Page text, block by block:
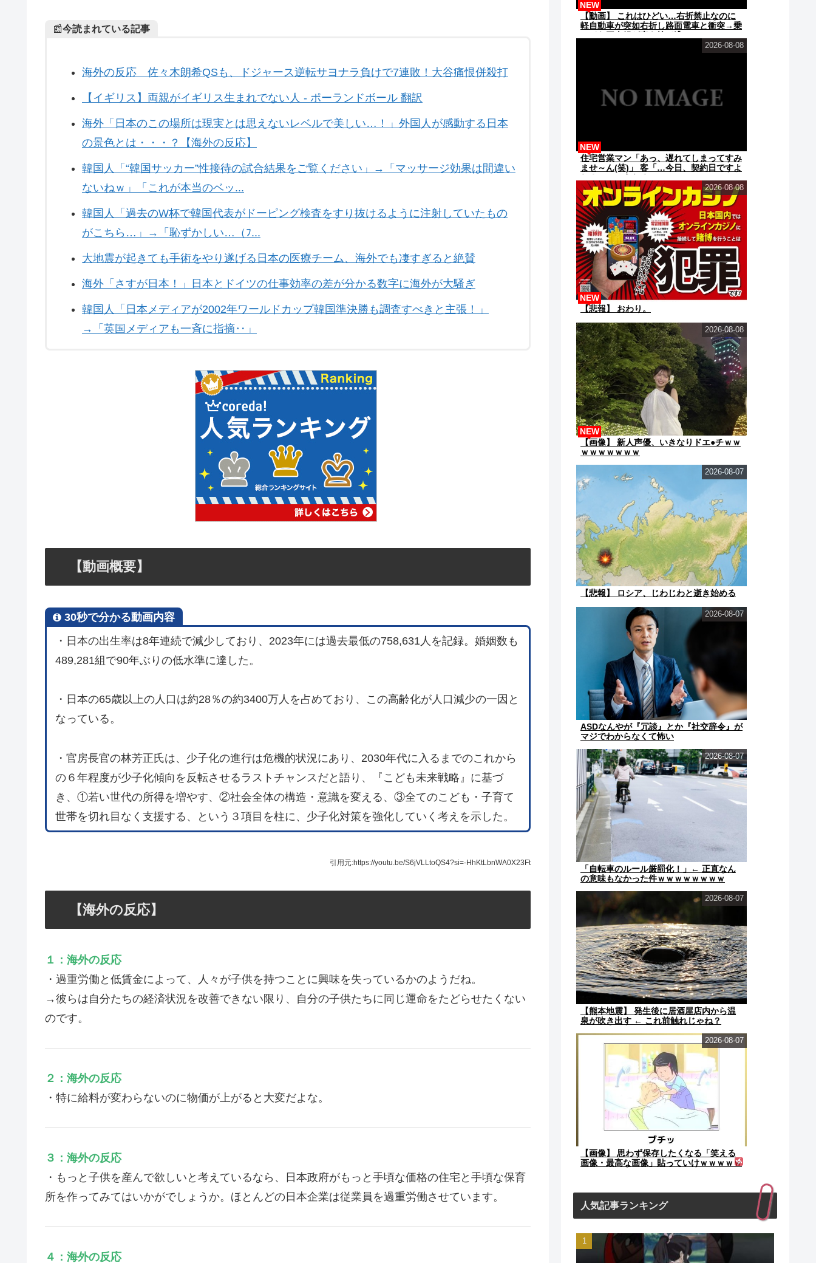
📰今読まれている記事
海外の反応 佐々木朗希QSも、ドジャース逆転サヨナラ負けで7連敗！大谷痛恨併殺打
【イギリス】両親がイギリス生まれでない人 - ポーランドボール 翻訳
海外「日本のこの場所は現実とは思えないレベルで美しい…！」外国人が感動する日本
の景色とは・・・？【海外の反応】
韓国人「“韓国サッカー”性接待の試合結果をご覧ください」→「マッサージ効果は間違い
ないねｗ」「これが本当のベッ...
韓国人「過去のW杯で韓国代表がドーピング検査をすり抜けるように注射していたもの
がこちら…」→「恥ずかしい…（ﾌ...
大地震が起きても手術をやり遂げる日本の医療チーム、海外でも凄すぎると絶賛
海外「さすが日本！」日本とドイツの仕事効率の差が分かる数字に海外が大騒ぎ
韓国人「日本メディアが2002年ワールドカップ韓国準決勝も調査すべきと主張！」
→「英国メディアも一斉に指摘‥」
【動画概要】
30秒で分かる動画内容
・日本の出生率は8年連続で減少しており、2023年には過去最低の758,631人を記録。婚姻数も
489,281組で90年ぶりの低水準に達した。
・日本の65歳以上の人口は約28％の約3400万人を占めており、この高齢化が人口減少の一因と
なっている。
・官房長官の林芳正氏は、少子化の進行は危機的状況にあり、2030年代に入るまでのこれから
の６年程度が少子化傾向を反転させるラストチャンスだと語り、『こども未来戦略』に基づ
き、①若い世代の所得を増やす、②社会全体の構造・意識を変える、③全てのこども・子育て
世帯を切れ目なく支援する、という３項目を柱に、少子化対策を強化していく考えを示した。
引用元:https://youtu.be/S6jVLLtoQS4?si=-HhKtLbnWA0X23Ft
【海外の反応】
１：海外の反応
・過重労働と低賃金によって、人々が子供を持つことに興味を失っているかのようだね。
→彼らは自分たちの経済状況を改善できない限り、自分の子供たちに同じ運命をたどらせたくない
のです。
２：海外の反応
・特に給料が変わらないのに物価が上がると大変だよな。
３：海外の反応
・もっと子供を産んで欲しいと考えているなら、日本政府がもっと手頃な価格の住宅と手頃な保育
所を作ってみてはいかがでしょうか。ほとんどの日本企業は従業員を過重労働させています。
４：海外の反応
【動画】 これはひどい…右折禁止なのに
軽自動車が突如右折し路面電車と衝突→乗
NEW
住宅営業マン「あっ、遅れてしまってすみ
ませ～ん(笑)」 客「…今日、契約日ですよ
NEW
2026-08-08
【悲報】 おわり。
NEW
2026-08-08
【画像】 新人声優、いきなりドエ●チｗｗ
ｗｗｗｗｗｗｗ
NEW
2026-08-08
【悲報】 ロシア、じわじわと逝き始める
2026-08-07
ASDなんやが『冗談』とか『社交辞令』が
マジでわからなくて怖い
2026-08-07
「自転車のルール厳罰化！」← 正直なん
の意味もなかった件ｗｗｗｗｗｗｗｗ
2026-08-07
【熊本地震】 発生後に居酒屋店内から温
泉が吹き出す ← これ前触れじゃね？
2026-08-07
【画像】 思わず保存したくなる「笑える
画像・最高な画像」貼っていけｗｗｗｗｗ
2026-08-07
人気記事ランキング